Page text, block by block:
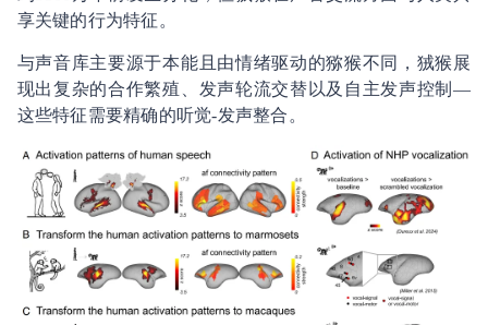
享关键的行为特征。
与声音库主要源于本能且由情绪驱动的猕猴不同，狨猴展
现出复杂的合作繁殖、发声轮流交替以及自主发声控制—
这些特征需要精确的听觉-发声整合。